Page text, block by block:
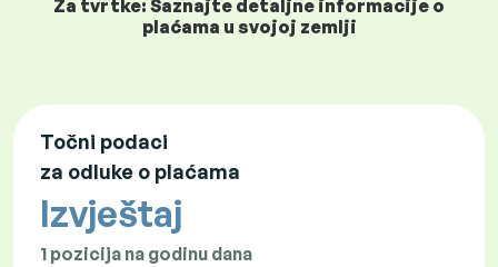
Za tvrtke: Saznajte detaljne informacije o
plaćama u svojoj zemlji
Točni podaci
za odluke o plaćama
Izvještaj
1 pozicija na godinu dana